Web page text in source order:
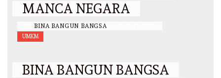
MANCA NEGARA
BINA BANGUN BANGSA
UMKM
BINA BANGUN BANGSA